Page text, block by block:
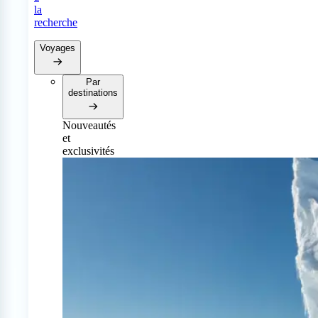
la
recherche
Voyages
Par
destinations
Nouveautés
et
exclusivités